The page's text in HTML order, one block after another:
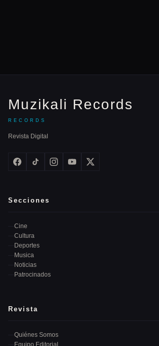
Muzikali Records
RECORDS
Revista Digital
Secciones
Cine
Cultura
Deportes
Musica
Noticias
Patrocinados
Revista
Quiénes Somos
Equipo Editorial